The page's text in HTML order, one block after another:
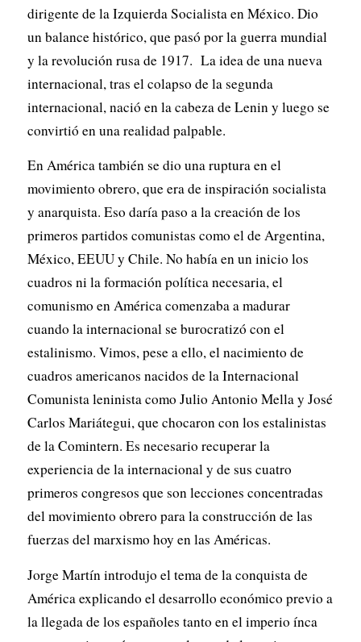
dirigente de la Izquierda Socialista en México. Dio
un balance histórico, que pasó por la guerra mundial
y la revolución rusa de 1917. La idea de una nueva
internacional, tras el colapso de la segunda
internacional, nació en la cabeza de Lenin y luego se
convirtió en una realidad palpable.
En América también se dio una ruptura en el
movimiento obrero, que era de inspiración socialista
y anarquista. Eso daría paso a la creación de los
primeros partidos comunistas como el de Argentina,
México, EEUU y Chile. No había en un inicio los
cuadros ni la formación política necesaria, el
comunismo en América comenzaba a madurar
cuando la internacional se burocratizó con el
estalinismo. Vimos, pese a ello, el nacimiento de
cuadros americanos nacidos de la Internacional
Comunista leninista como Julio Antonio Mella y José
Carlos Mariátegui, que chocaron con los estalinistas
de la Comintern. Es necesario recuperar la
experiencia de la internacional y de sus cuatro
primeros congresos que son lecciones concentradas
del movimiento obrero para la construcción de las
fuerzas del marxismo hoy en las Américas.
Jorge Martín introdujo el tema de la conquista de
América explicando el desarrollo económico previo a
la llegada de los españoles tanto en el imperio ínca